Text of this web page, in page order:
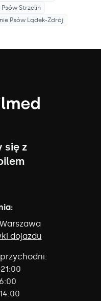
Psów Strzelin
Psów Lądek-Zdrój
się z
dojazdu